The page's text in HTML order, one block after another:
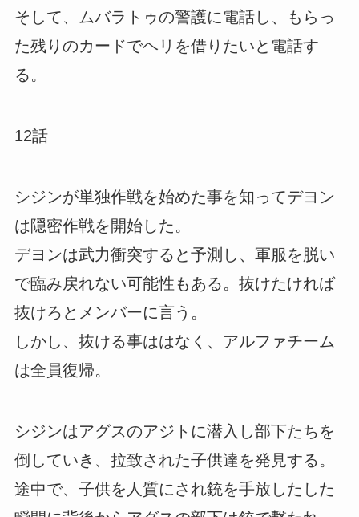
そして、ムバラトゥの警護に電話し、もらっ
た残りのカードでヘリを借りたいと電話す
る。
12話
シジンが単独作戦を始めた事を知ってデヨン
は隠密作戦を開始した。
デヨンは武力衝突すると予測し、軍服を脱い
で臨み戻れない可能性もある。抜けたければ
抜けろとメンバーに言う。
しかし、抜ける事ははなく、アルファチーム
は全員復帰。
シジンはアグスのアジトに潜入し部下たちを
倒していき、拉致された子供達を発見する。
途中で、子供を人質にされ銃を手放したした